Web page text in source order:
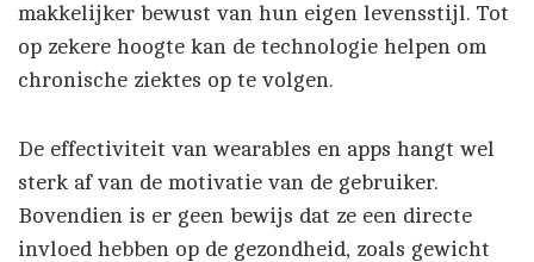
makkelijker bewust van hun eigen levensstijl. Tot
op zekere hoogte kan de technologie helpen om
chronische ziektes op te volgen.
De effectiviteit van wearables en apps hangt wel
sterk af van de motivatie van de gebruiker.
Bovendien is er geen bewijs dat ze een directe
invloed hebben op de gezondheid, zoals gewicht